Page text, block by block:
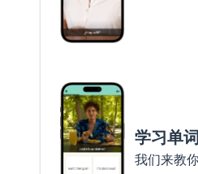
学习单词
我们来教